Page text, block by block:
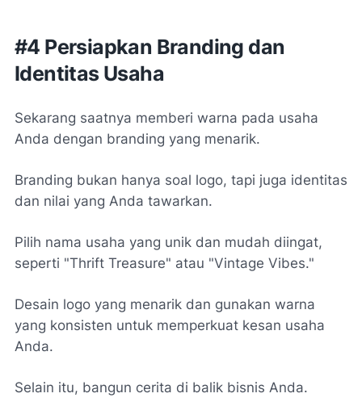
#4 Persiapkan Branding dan
Identitas Usaha
Sekarang saatnya memberi warna pada usaha
Anda dengan branding yang menarik.
Branding bukan hanya soal logo, tapi juga identitas
dan nilai yang Anda tawarkan.
Pilih nama usaha yang unik dan mudah diingat,
seperti "Thrift Treasure" atau "Vintage Vibes."
Desain logo yang menarik dan gunakan warna
yang konsisten untuk memperkuat kesan usaha
Anda.
Selain itu, bangun cerita di balik bisnis Anda.